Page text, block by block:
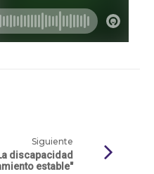
Siguiente
discapacidad
estable"